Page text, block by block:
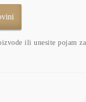
ili unesite pojam